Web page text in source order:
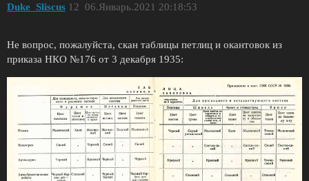
Duke_Sliscus 06.Январь.2021 20:18:53
12
Не вопрос, пожалуйста, скан таблицы петлиц и окантовок из
приказа НКО №176 от 3 декабря 1935: